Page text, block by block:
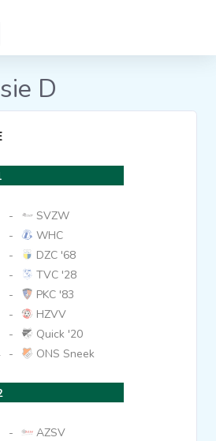
D
-
SVZW
-
WHC
-
DZC '68
-
TVC '28
-
PKC '83
-
HZVV
-
Quick '20
- ONS Sneek
-
AZSV